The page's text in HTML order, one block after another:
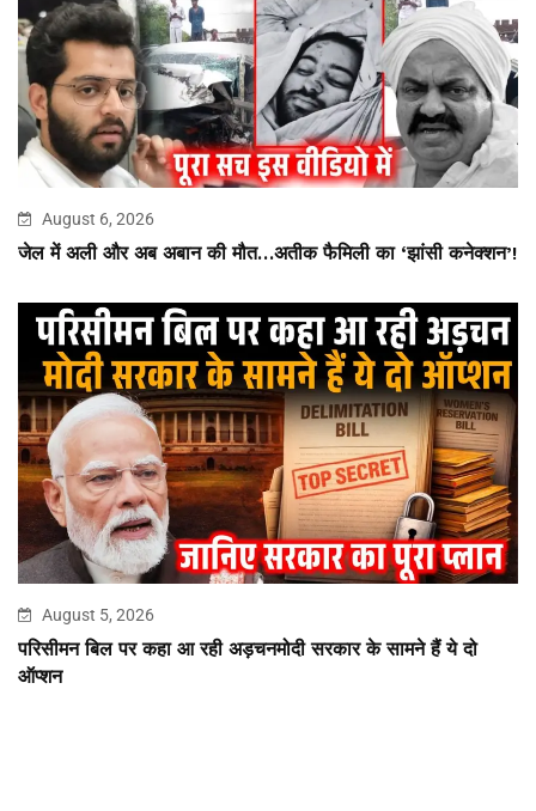
August 6, 2026
जेल में अली और अब अबान की मौत…अतीक फैमिली का ‘झांसी कनेक्शन’!
August 5, 2026
परिसीमन बिल पर कहा आ रही अड़चनमोदी सरकार के सामने हैं ये दो
ऑप्शन